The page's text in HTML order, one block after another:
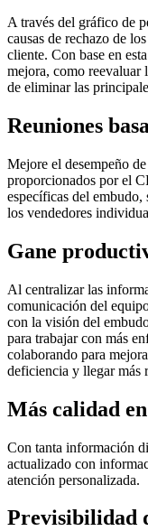
A través del gráfico de
causas de rechazo de
cliente. Con base en
mejora, como reevaluar
de eliminar las
Reuniones
Mejore el desempeño
proporcionados por el
específicas del embudo,
los vendedores
Gane
Al centralizar las
comunicación del
con la visión del
para trabajar con más
colaborando para
deficiencia y llegar más
Más calidad
Con tanta información
actualizado con
atención personalizada.
Previsibilidad